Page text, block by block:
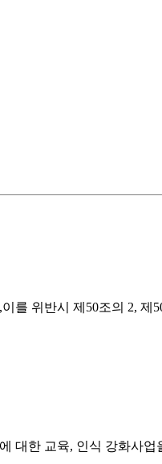
를 위반시 제50조의 2, 제
대한 교육, 인식 강화사업